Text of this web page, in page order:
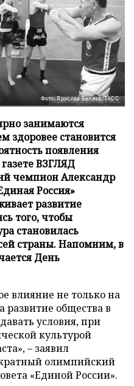
Фото: Ярослав Беляев/ТАСС
занимаются
здоровее становится
появления
ВЗГЛЯД
чемпион Александр
Россия»
развитие
того, чтобы
становилась
страны. Напомним, в
День
влияние не только на
развитие общества в
условия, при
культурой
– заявил
олимпийский
«Единой России».